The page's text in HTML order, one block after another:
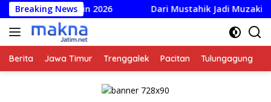
Langsung
ke
konten
Breaking News
2026 Dari Mustahik Jadi Muzaki: Baznas
Berita Jawa Timur Trenggalek Pacitan Tulungagung